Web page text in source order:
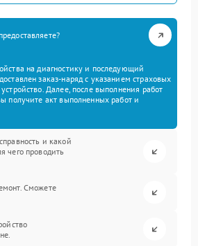
на диагностику и последующий
заказ-наряд с указанием страховых
Далее, после выполнения работ
получите акт выполненных работ и
и какой
чего проводить
Сможете